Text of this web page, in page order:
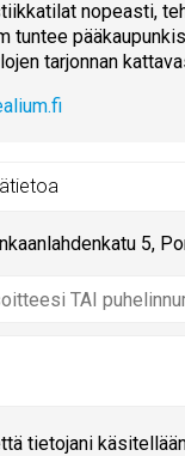
nopeasti,
tuntee
tarjonnan
5,
tietojani